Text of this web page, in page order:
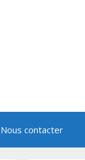
Nous contacter